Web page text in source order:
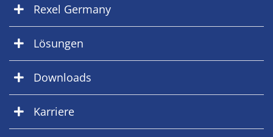
Rexel Germany
Lösungen
Downloads
Karriere